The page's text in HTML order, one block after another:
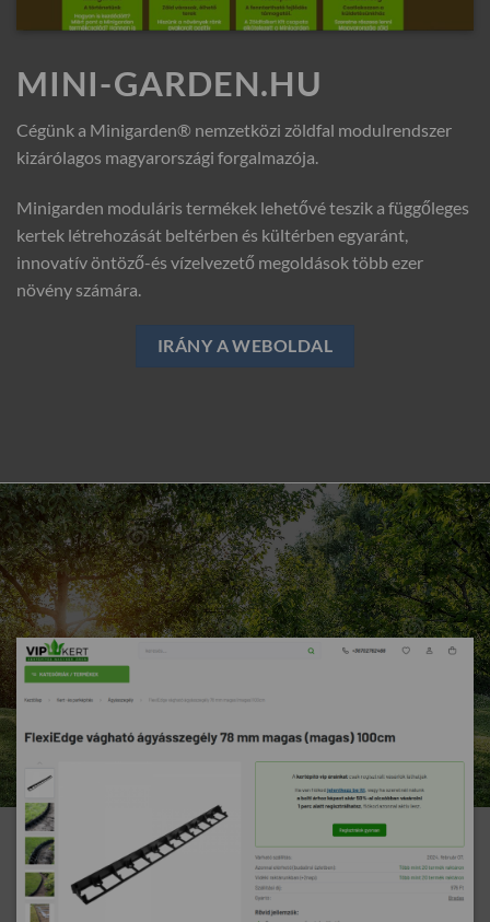
MINI-GARDEN.HU
Cégünk a Minigarden® nemzetközi zöldfal modulrendszer
kizárólagos magyarországi forgalmazója.
Minigarden moduláris termékek lehetővé teszik a függőleges
kertek létrehozását beltérben és kültérben egyaránt,
innovatív öntöző-és vízelvezető megoldások több ezer
növény számára.
IRÁNY A WEBOLDAL